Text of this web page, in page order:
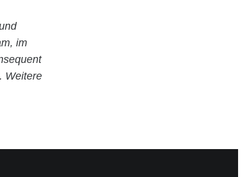
im
Weitere